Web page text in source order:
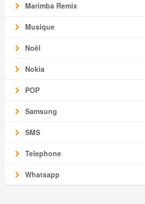
Marimba Remix
Musique
Noël
Nokia
POP
Samsung
SMS
Telephone
Whatsapp